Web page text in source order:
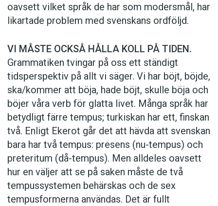
oavsett vilket språk de har som modersmål, har
likartade problem med svenskans ordföljd.
VI MÅSTE OCKSÅ HÅLLA KOLL PÅ TIDEN.
Grammatiken tvingar på oss ett ständigt
tidsperspektiv på allt vi säger. Vi har böjt, böjde,
ska/kommer att böja, hade böjt, skulle böja och
böjer våra verb för glatta livet. Många språk har
betydligt färre tempus; turkiskan har ett, finskan
två. Enligt Ekerot går det att hävda att svenskan
bara har två tempus: presens (nu-tempus) och
preteritum (då-tempus). Men alldeles oavsett
hur en väljer att se på saken måste de två
tempussystemen behärskas och de sex
tempusformerna användas. Det är fullt